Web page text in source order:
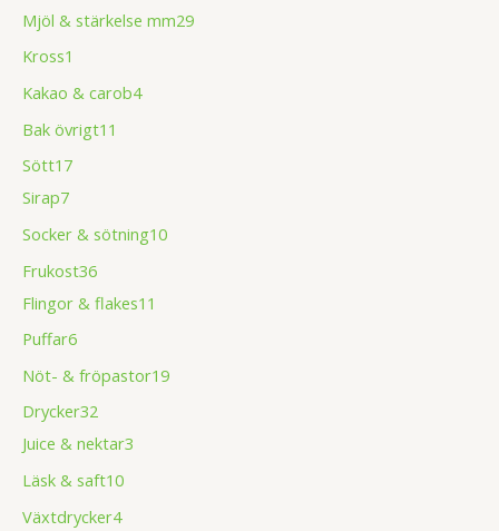
Mjöl & stärkelse mm29
Kross1
Kakao & carob4
Bak övrigt11
Sött17
Sirap7
Socker & sötning10
Frukost36
Flingor & flakes11
Puffar6
Nöt- & fröpastor19
Drycker32
Juice & nektar3
Läsk & saft10
Växtdrycker4